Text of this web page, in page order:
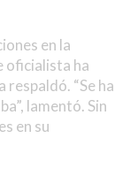
en la
oficialista ha
“Se ha
lamentó. Sin
en su